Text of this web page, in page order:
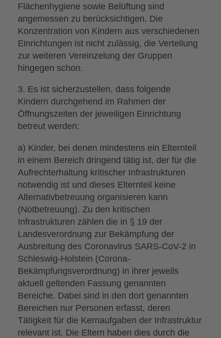
Flächenhygiene sowie Belüftung sind
angemessen zu berücksichtigen. Die
Konzentration von Kindern aus verschiedenen
Einrichtungen ist nicht zulässig, die Verteilung
zur weiteren Vereinzelung der Gruppen
hingegen schon.
3. Es ist sicherzustellen, dass folgende
Kindern durchgehend im Rahmen der
Öffnungszeiten der jeweiligen Einrichtung
betreut werden:
a) Kinder, bei denen mindestens ein Elternteil
in einem Bereich dringend tätig ist, der für die
Aufrechterhaltung kritischer Infrastrukturen
notwendig ist und dieses Elternteil keine
Alternativbetreuung organisieren kann
(Notbetreuung). Zu den kritischen
Infrastrukturen zählen die in § 19 der
Landesverordnung zur Bekämpfung der
Ausbreitung des Coronavirus SARS-CoV-2 in
Schleswig-Holstein (Corona-
Bekämpfungsverordnung) in ihrer jeweils
aktuell geltenden Fassung genannten
Bereiche. Dabei sind in den dort genannten
Bereichen nur Personen erfasst, deren
Tätigkeit für die Kernaufgaben der Infrastruktur
relevant ist. Die Eltern haben dies durch die